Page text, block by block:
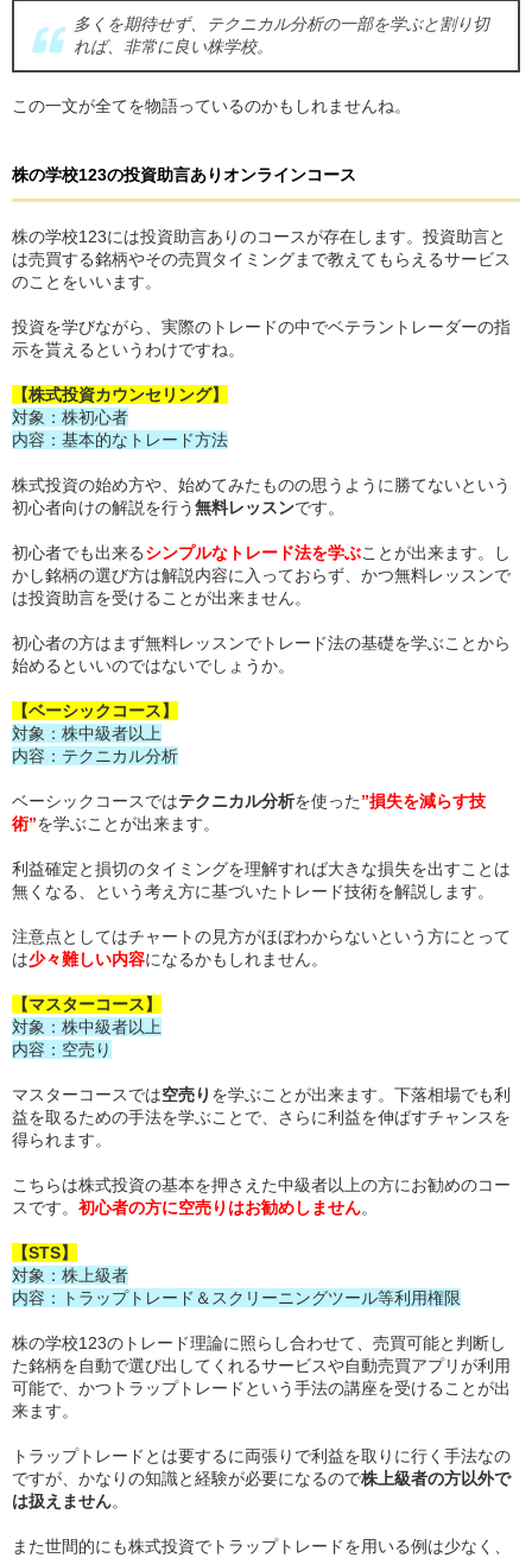
多くを期待せず、テクニカル分析の一部を学ぶと割り切
れば、非常に良い株学校。
この一文が全てを物語っているのかもしれませんね。
株の学校123の投資助言ありオンラインコース
株の学校123には投資助言ありのコースが存在します。投資助言と
は売買する銘柄やその売買タイミングまで教えてもらえるサービス
のことをいいます。
投資を学びながら、実際のトレードの中でベテラントレーダーの指
示を貰えるというわけですね。
【株式投資カウンセリング】
対象：株初心者
内容：基本的なトレード方法
株式投資の始め方や、始めてみたものの思うように勝てないという
初心者向けの解説を行う無料レッスンです。
初心者でも出来るシンプルなトレード法を学ぶことが出来ます。し
かし銘柄の選び方は解説内容に入っておらず、かつ無料レッスンで
は投資助言を受けることが出来ません。
初心者の方はまず無料レッスンでトレード法の基礎を学ぶことから
始めるといいのではないでしょうか。
【ベーシックコース】
対象：株中級者以上
内容：テクニカル分析
ベーシックコースではテクニカル分析を使った”損失を減らす技
術”を学ぶことが出来ます。
利益確定と損切のタイミングを理解すれば大きな損失を出すことは
無くなる、という考え方に基づいたトレード技術を解説します。
注意点としてはチャートの見方がほぼわからないという方にとって
は少々難しい内容になるかもしれません。
【マスターコース】
対象：株中級者以上
内容：空売り
マスターコースでは空売り を学ぶことが出来ます。下落相場でも利
益を取るための手法を学ぶことで、さらに利益を伸ばすチャンスを
得られます。
こちらは株式投資の基本を押さえた中級者以上の方にお勧めのコー
スです。 初心者の方に空売りはお勧めしません。
【STS】
対象：株上級者
内容：トラップトレード＆スクリーニングツール等利用権限
株の学校123のトレード理論に照らし合わせて、売買可能と判断し
た銘柄を自動で選び出してくれるサービスや自動売買アプリが利用
可能で、かつトラップトレードという手法の講座を受けることが出
来ます。
トラップトレードとは要するに両張りで利益を取りに行く手法なの
ですが、かなりの知識と経験が必要になるので株上級者の方以外で
は扱えません。
また世間的にも株式投資でトラップトレードを用いる例は少なく、